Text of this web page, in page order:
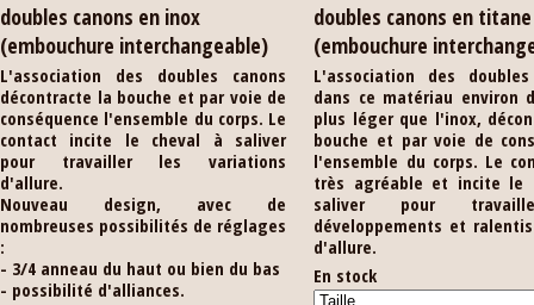
doubles canons en inox
(embouchure interchangeable)
L'association des doubles canons
décontracte la bouche et par voie de
conséquence l'ensemble du corps. Le
contact incite le cheval à saliver
pour travailler les variations
d'allure.
Nouveau design, avec de
nombreuses possibilités de réglages
:
- 3/4 anneau du haut ou bien du bas
- possibilité d'alliances.
doubles canons en titane
(embouchure
L'association des
dans ce matériau environ
plus léger que l'inox,
bouche et par voie de
l'ensemble du corps. Le
très agréable et incite le
saliver pour
développements et
d'allure.
En stock